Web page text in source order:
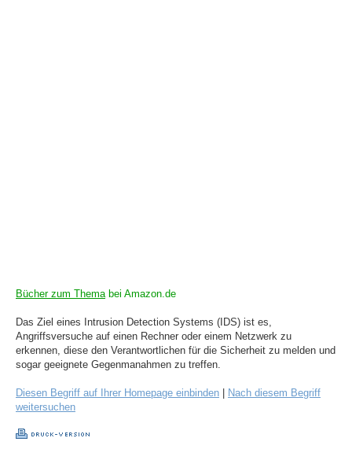
Bücher zum Themabei Amazon.de
Das Ziel eines Intrusion Detection Systems (IDS) ist es,
Angriffsversuche auf einen Rechner oder einem Netzwerk zu
erkennen, diese den Verantwortlichen für die Sicherheit zu melden und
sogar geeignete Gegenmanahmen zu treffen.
Diesen Begriff auf Ihrer Homepage einbinden
Nach diesem Begriff
weitersuchen